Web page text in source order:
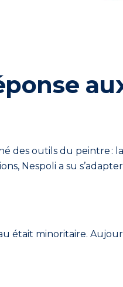
des outils du peintre :
Nespoli a su
était minoritaire.